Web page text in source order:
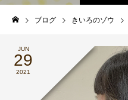
ブログ きいろのゾウ
JUN
29
2021